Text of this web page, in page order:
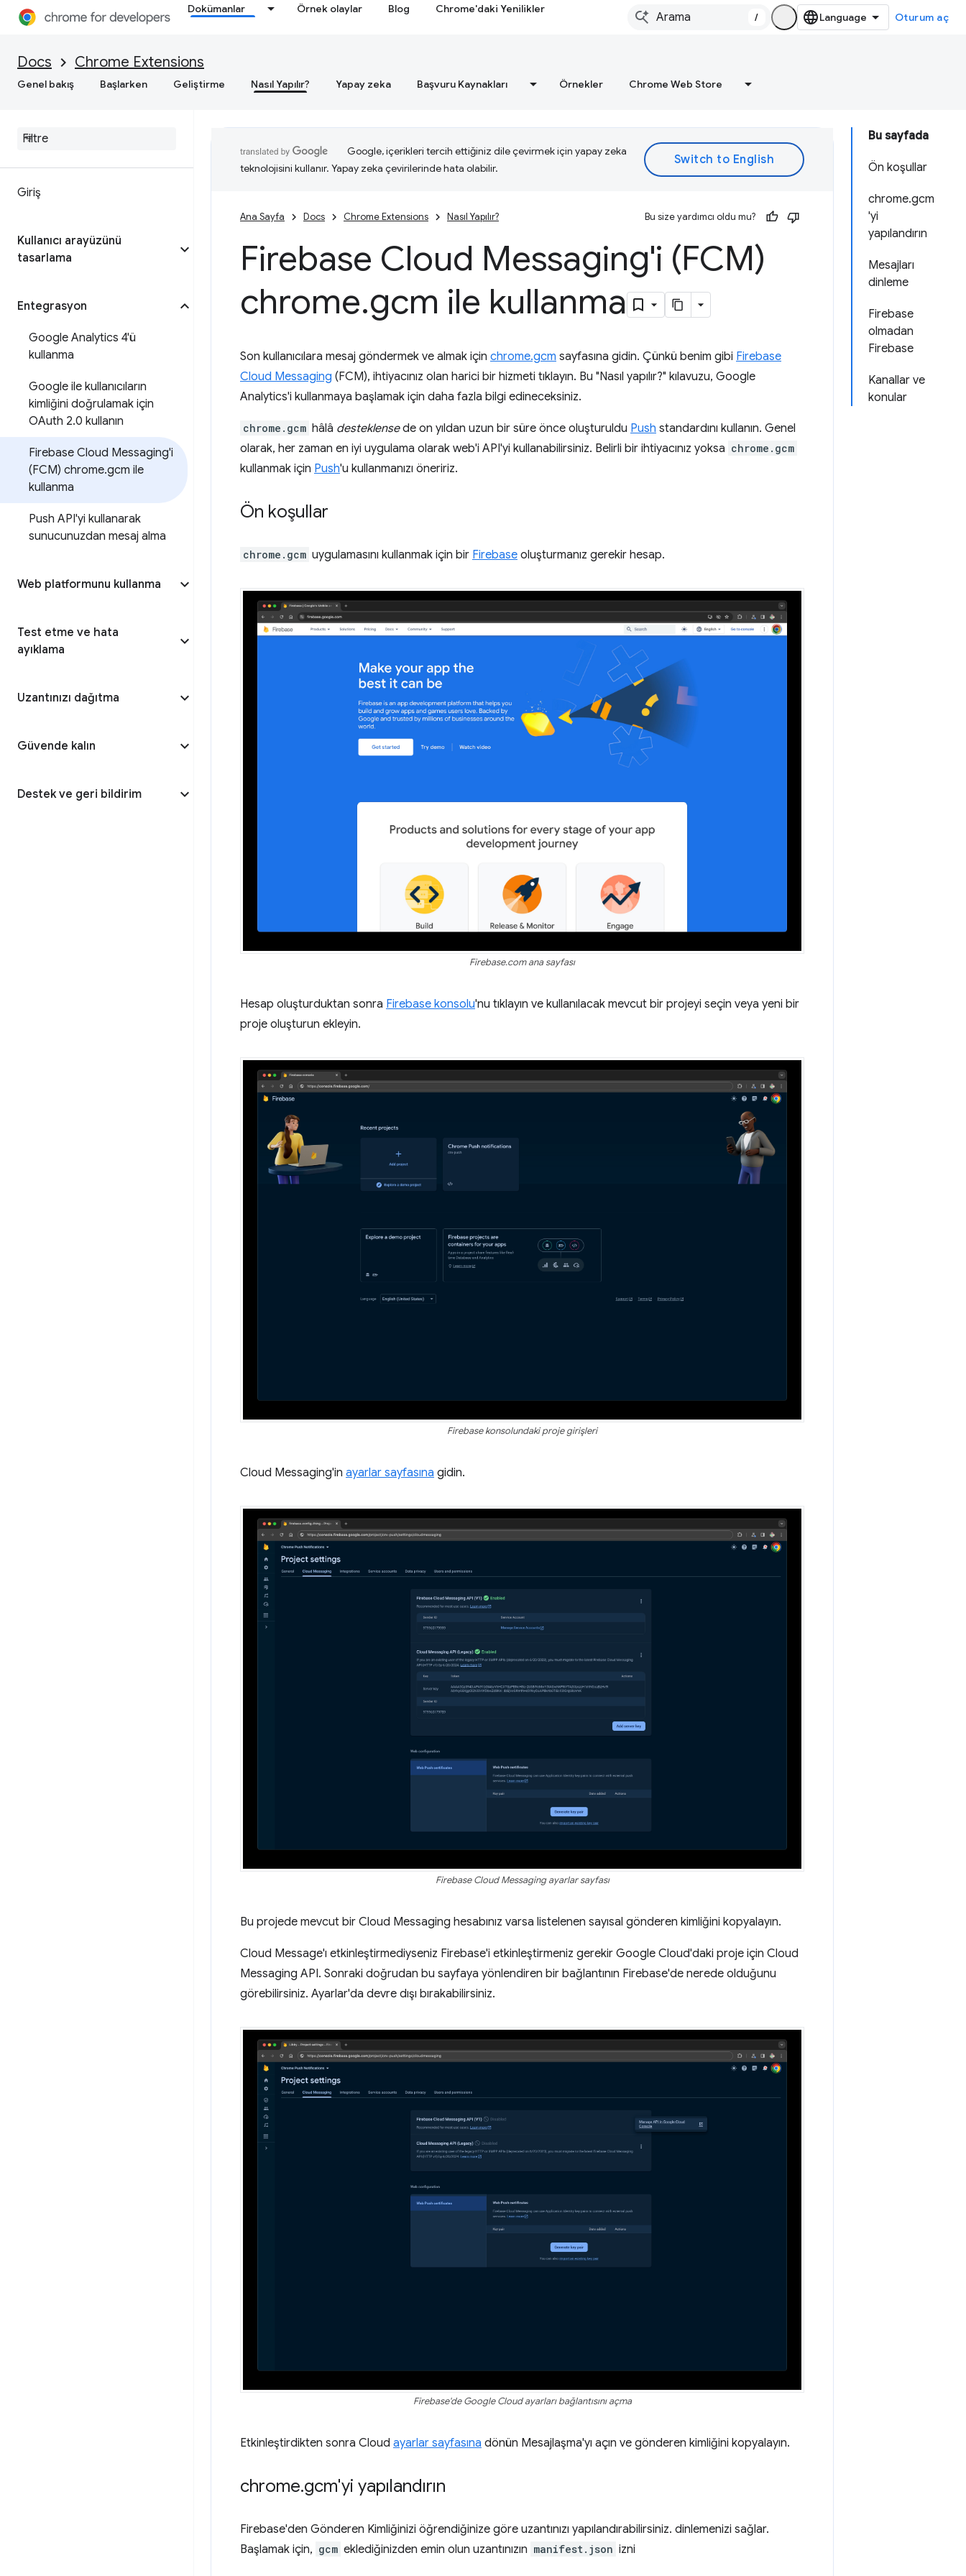
Dokümanlar Örnek olaylar Blog Chrome'daki Yenilikler
/ Oturum aç
Docs Chrome Extensions
Genel bakış Başlarken Geliştirme Nasıl Yapılır? Yapay zeka Başvuru Kaynakları Örnekler Chrome Web Store
Giriş
Kullanıcı arayüzünü
tasarlama
Entegrasyon
Google Analytics 4'ü
kullanma
Google ile kullanıcıların
kimliğini doğrulamak için
OAuth 2.0 kullanın
Firebase Cloud Messaging'i
(FCM) chrome.gcm ile
kullanma
Push API'yi kullanarak
sunucunuzdan mesaj alma
Web platformunu kullanma
Test etme ve hata
ayıklama
Uzantınızı dağıtma
Güvende kalın
Destek ve geri bildirim
Bu sayfada
Ön koşullar
chrome.gcm
'yi
yapılandırın
Mesajları
dinleme
Firebase
olmadan
Firebase
Kanallar ve
konular
Google, içerikleri tercih ettiğiniz dile çevirmek için yapay zeka
teknolojisini kullanır. Yapay zeka çevirilerinde hata olabilir.
Ana Sayfa Docs Chrome Extensions Nasıl Yapılır? Bu size yardımcı oldu mu?
Firebase Cloud Messaging'i (FCM)
chrome.gcm ile kullanma
Son kullanıcılara mesaj göndermek ve almak için chrome.gcm sayfasına gidin. Çünkü benim gibi Firebase
Cloud Messaging (FCM), ihtiyacınız olan harici bir hizmeti tıklayın. Bu "Nasıl yapılır?" kılavuzu, Google
Analytics'i kullanmaya başlamak için daha fazla bilgi edineceksiniz.
chrome.gcm hâlâ desteklensede on yıldan uzun bir süre önce oluşturuldu Push standardını kullanın. Genel
olarak, her zaman en iyi uygulama olarak web'i API'yi kullanabilirsiniz. Belirli bir ihtiyacınız yoksa chrome.gcm
kullanmak için Push'u kullanmanızı öneririz.
Ön koşullar
chrome.gcm uygulamasını kullanmak için bir Firebase oluşturmanız gerekir hesap.
Firebase.com ana sayfası
Hesap oluşturduktan sonra Firebase konsolu'nu tıklayın ve kullanılacak mevcut bir projeyi seçin veya yeni bir
proje oluşturun ekleyin.
Firebase konsolundaki proje girişleri
Cloud Messaging'in ayarlar sayfasına gidin.
Firebase Cloud Messaging ayarlar sayfası
Bu projede mevcut bir Cloud Messaging hesabınız varsa listelenen sayısal gönderen kimliğini kopyalayın.
Cloud Message'ı etkinleştirmediyseniz Firebase'i etkinleştirmeniz gerekir Google Cloud'daki proje için Cloud
Messaging API. Sonraki doğrudan bu sayfaya yönlendiren bir bağlantının Firebase'de nerede olduğunu
görebilirsiniz. Ayarlar'da devre dışı bırakabilirsiniz.
Firebase'de Google Cloud ayarları bağlantısını açma
Etkinleştirdikten sonra Cloud ayarlar sayfasına dönün Mesajlaşma'yı açın ve gönderen kimliğini kopyalayın.
chrome.gcm'yi yapılandırın
Firebase'den Gönderen Kimliğinizi öğrendiğinize göre uzantınızı yapılandırabilirsiniz. dinlemenizi sağlar.
Başlamak için, gcm eklediğinizden emin olun uzantınızın manifest.json izni